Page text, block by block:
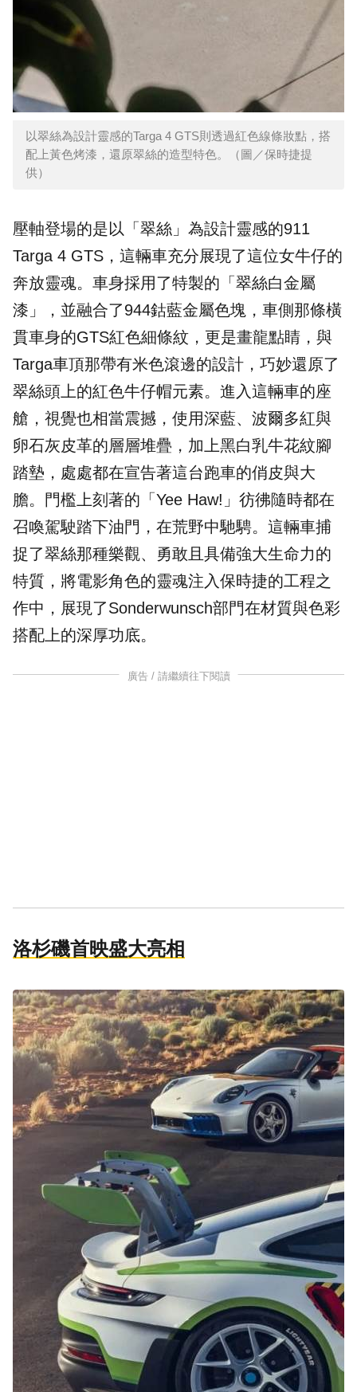
以翠絲為設計靈感的Targa 4 GTS則透過紅色線條妝點，搭
配上黃色烤漆，還原翠絲的造型特色。（圖／保時捷提
供）
壓軸登場的是以「翠絲」為設計靈感的911
Targa 4 GTS，這輛車充分展現了這位女牛仔的
奔放靈魂。車身採用了特製的「翠絲白金屬
漆」，並融合了944鈷藍金屬色塊，車側那條橫
貫車身的GTS紅色細條紋，更是畫龍點睛，與
Targa車頂那帶有米色滾邊的設計，巧妙還原了
翠絲頭上的紅色牛仔帽元素。進入這輛車的座
艙，視覺也相當震撼，使用深藍、波爾多紅與
卵石灰皮革的層層堆疊，加上黑白乳牛花紋腳
踏墊，處處都在宣告著這台跑車的俏皮與大
膽。門檻上刻著的「Yee Haw!」彷彿隨時都在
召喚駕駛踏下油門，在荒野中馳騁。這輛車捕
捉了翠絲那種樂觀、勇敢且具備強大生命力的
特質，將電影角色的靈魂注入保時捷的工程之
作中，展現了Sonderwunsch部門在材質與色彩
搭配上的深厚功底。
廣告 / 請繼續往下閱讀
洛杉磯首映盛大亮相